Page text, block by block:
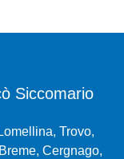
Siccomario
Trovo,
Cergnago,